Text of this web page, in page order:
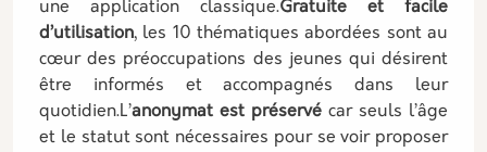
une application classique.Gratuite et facile
d’utilisation, les 10 thématiques abordées sont au
cœur des préoccupations des jeunes qui désirent
être informés et accompagnés dans leur
quotidien.L’anonymat est préservé car seuls l’âge
et le statut sont nécessaires pour se voir proposer